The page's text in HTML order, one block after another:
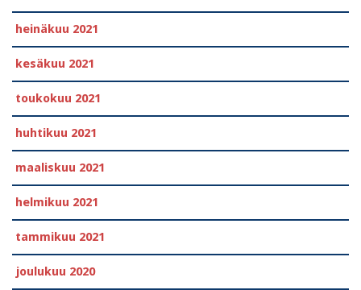
heinäkuu 2021
kesäkuu 2021
toukokuu 2021
huhtikuu 2021
maaliskuu 2021
helmikuu 2021
tammikuu 2021
joulukuu 2020